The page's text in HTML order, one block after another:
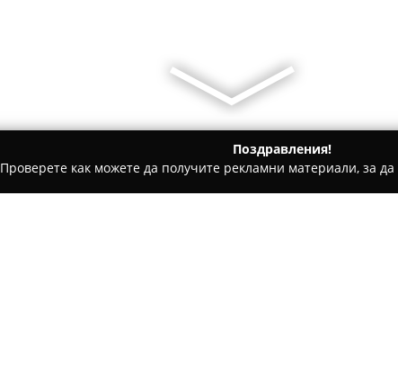
Поздравления!
Проверете как можете да получите рекламни материали, за да